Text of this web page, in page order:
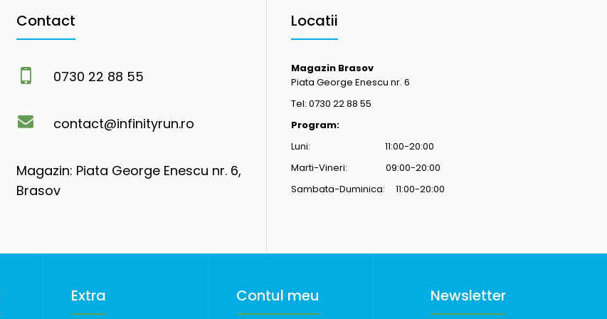
Contact
0730 22 88 55
contact@infinityrun.ro
Magazin: Piata George Enescu nr. 6,
Brasov
Locatii
Magazin Brasov
Piata George Enescu nr. 6
Tel: 0730 22 88 55
Program:
Luni: 11:00-20:00
Marti-Vineri: 09:00-20:00
Sambata-Duminica: 11:00-20:00
Extra Contul meu Newsletter